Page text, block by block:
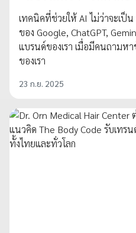
เทคนิคที่ช่วยให้ AI ไม่ว่าจะเป็
ของ Google, ChatGPT,
แบรนด์ของเรา เมื่อมีคนถามห
ของเรา
23 ก.ย. 2025